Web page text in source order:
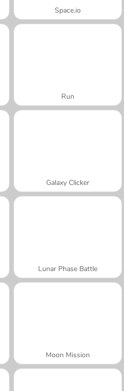
Space.io
Run
Galaxy Clicker
Lunar Phase Battle
Moon Mission